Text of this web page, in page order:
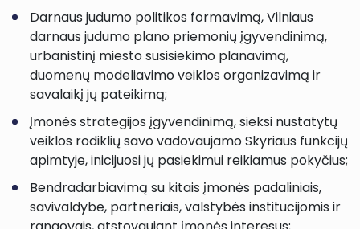
Darnaus judumo politikos formavimą, Vilniaus
darnaus judumo plano priemonių įgyvendinimą,
urbanistinį miesto susisiekimo planavimą,
duomenų modeliavimo veiklos organizavimą ir
savalaikį jų pateikimą;
Įmonės strategijos įgyvendinimą, sieksi nustatytų
veiklos rodiklių savo vadovaujamo Skyriaus funkcijų
apimtyje, inicijuosi jų pasiekimui reikiamus pokyčius;
Bendradarbiavimą su kitais įmonės padaliniais,
savivaldybe, partneriais, valstybės institucijomis ir